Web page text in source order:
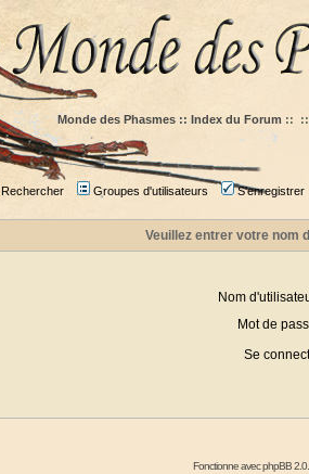
Monde des Phasmes :: Index du Forum :: ::
Rechercher Groupes d'utilisateurs S'enregistrer
Veuillez entrer votre nom
Nom
Mot de
Se
Fonctionne avecphpBB